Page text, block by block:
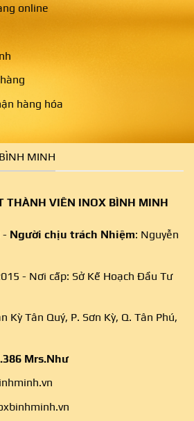
online
hàng hóa
MINH
THÀNH VIÊN INOX BÌNH MINH
- Người chịu trách Nhiệm: Nguyễn
- Nơi cấp: Sở Kế Hoạch Đầu Tư
Kỳ Tân Quý, P. Sơn Kỳ, Q. Tân Phú,
Mrs.Như